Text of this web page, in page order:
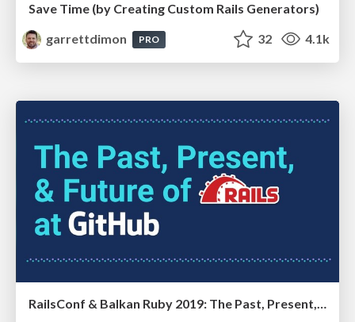
Save Time (by Creating Custom Rails Generators)
garrettdimon
PRO 32 4.1k
RailsConf & Balkan Ruby 2019: The Past, Present, and Future of Rails at GitHub